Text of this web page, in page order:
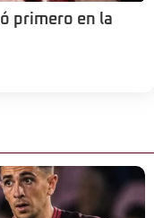
primero en la